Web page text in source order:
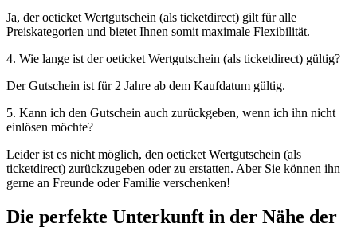
Ja, der oeticket Wertgutschein (als ticketdirect) gilt für alle
Preiskategorien und bietet Ihnen somit maximale Flexibilität.
4. Wie lange ist der oeticket Wertgutschein (als ticketdirect) gültig?
Der Gutschein ist für 2 Jahre ab dem Kaufdatum gültig.
5. Kann ich den Gutschein auch zurückgeben, wenn ich ihn nicht
einlösen möchte?
Leider ist es nicht möglich, den oeticket Wertgutschein (als
ticketdirect) zurückzugeben oder zu erstatten. Aber Sie können ihn
gerne an Freunde oder Familie verschenken!
Die perfekte Unterkunft in der Nähe der